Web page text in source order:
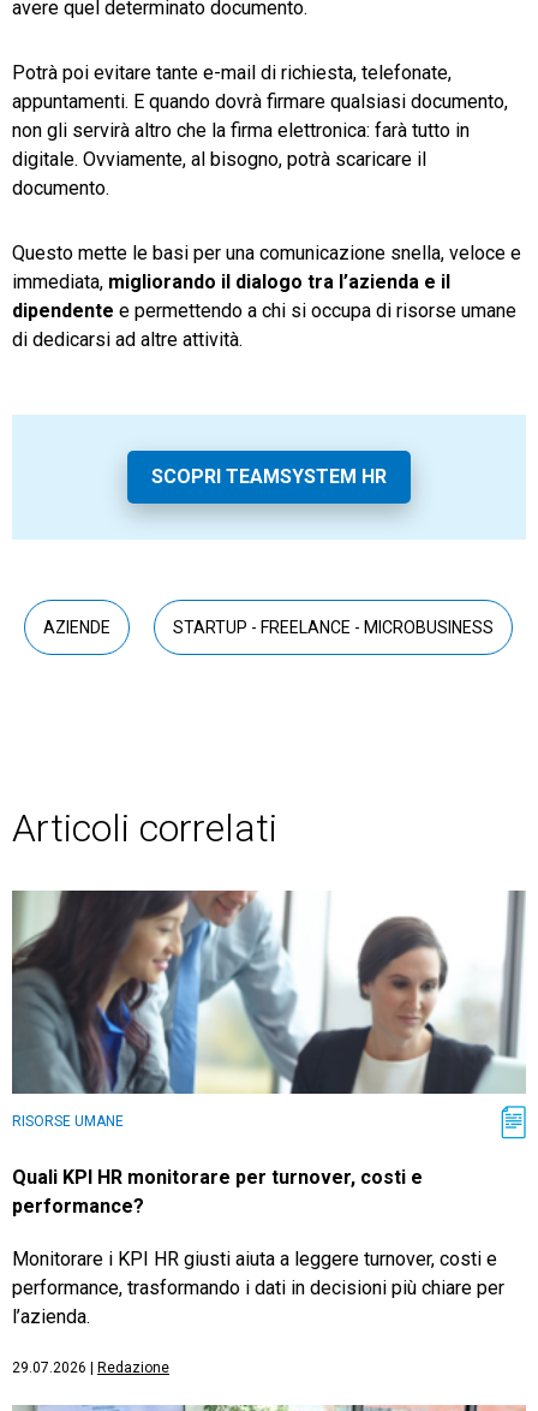
avere quel determinato documento.
Potrà poi evitare tante e-mail di richiesta, telefonate,
appuntamenti. E quando dovrà firmare qualsiasi documento,
non gli servirà altro che la firma elettronica: farà tutto in
digitale. Ovviamente, al bisogno, potrà scaricare il
documento.
Questo mette le basi per una comunicazione snella, veloce e
immediata, migliorando il dialogo tra l’azienda e il
dipendente e permettendo a chi si occupa di risorse umane
di dedicarsi ad altre attività.
SCOPRI TEAMSYSTEM HR
AZIENDE STARTUP - FREELANCE - MICROBUSINESS
Articoli correlati
RISORSE UMANE
Quali KPI HR monitorare per turnover, costi e
performance?
Monitorare i KPI HR giusti aiuta a leggere turnover, costi e
performance, trasformando i dati in decisioni più chiare per
l’azienda.
29.07.2026 | Redazione